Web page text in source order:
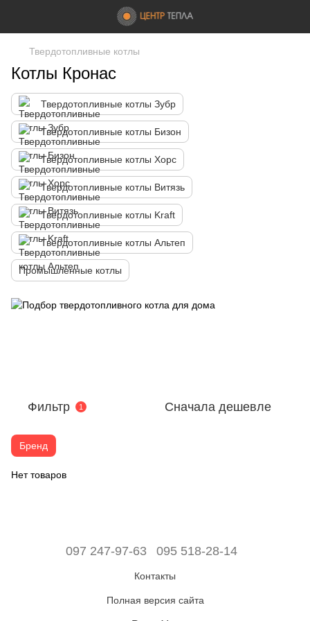
Твердотопливные котлы
Котлы Кронас
Твердотопливные котлы Зубр
Твердотопливные котлы Бизон
Твердотопливные котлы Хорс
Твердотопливные котлы Витязь
Твердотопливные котлы Kraft
Твердотопливные котлы Альтеп
Промышленные котлы
Фильтр 1 Сначала дешевле
Бренд
Нет товаров
097 247-97-63 095 518-28-14
Контакты
Полная версия сайта